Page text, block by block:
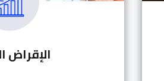
الإقراض
اقرأ